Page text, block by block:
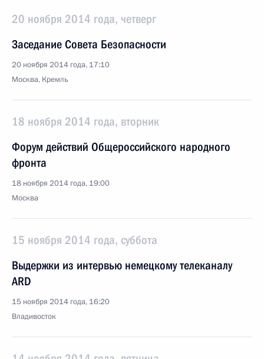
20 ноября 2014 года, четверг
Заседание Совета Безопасности
20 ноября 2014 года, 17:10
Москва, Кремль
18 ноября 2014 года, вторник
Форум действий Общероссийского народного
фронта
18 ноября 2014 года, 19:00
Москва
15 ноября 2014 года, суббота
Выдержки из интервью немецкому телеканалу
ARD
15 ноября 2014 года, 16:20
Владивосток